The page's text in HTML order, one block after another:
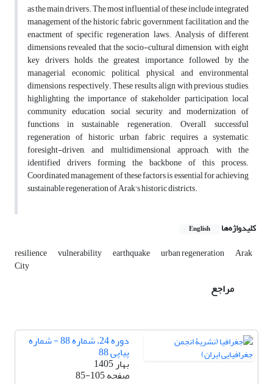
as the main drivers. The most influential of these include integrated
management of the historic fabric, government facilitation, and the
enactment of specific regeneration laws. Analysis of different
dimensions revealed that the socio-cultural dimension, with eight
key drivers, holds the greatest importance, followed by the
managerial, economic, political, physical, and environmental
dimensions, respectively. These results align with previous studies,
highlighting the importance of stakeholder participation, local
community education, social security, and modernization of
functions in sustainable regeneration. Overall, successful
regeneration of historic urban fabric requires a systematic,
foresight-driven, and multidimensional approach, with the
identified drivers forming the backbone of this process.
Coordinated management of these factors is essential for achieving
sustainable regeneration of Arak's historic districts.
کلیدواژه‌ها English
resilience vulnerability earthquake urban regeneration Arak
City
مراجع
دوره 24، شماره 88 - شماره
پیاپی 88
بهار 1405
صفحه85-105